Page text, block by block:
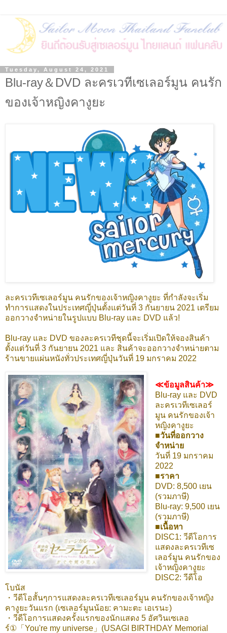
Tuesday, August 24, 2021
Blu-ray＆DVD ละครเวทีเซเลอร์มูน คนรัก
ของเจ้าหญิงคางูยะ
ละครเวทีเซเลอร์มูน คนรักของเจ้าหญิงคางูยะ ที่กำลังจะเริ่ม
ทำการแสดงในประเทศญี่ปุ่นตั้งแต่วันที่ 3 กันยายน 2021 เตรียม
ออกวางจำหน่ายในรูปแบบ Blu-ray และ DVD แล้ว!
Blu-ray และ DVD ของละครเวทีชุดนี้จะเริ่มเปิดให้จองสินค้า
ตั้งแต่วันที่ 3 กันยายน 2021 และ สินค้าจะออกวางจำหน่ายตาม
ร้านขายแผ่นหนังทั่วประเทศญี่ปุ่นวันที่ 19 มกราคม 2022
≪ข้อมูลสินค้า≫
Blu-ray และ DVD
ละครเวทีเซเลอร์
มูน คนรักของเจ้า
หญิงคางูยะ
■วันที่ออกวาง
จำหน่าย
วันที่ 19 มกราคม
2022
■ราคา
DVD: 8,500 เยน
(รวมภาษี)
Blu-ray: 9,500 เยน
(รวมภาษี)
■เนื้อหา
DISC1: วีดีโอการ
แสดงละครเวทีเซ
เลอร์มูน คนรักของ
เจ้าหญิงคางูยะ
DISC2: วีดีโอ
โบนัส
・วีดีโอสั้นๆการแสดงละครเวทีเซเลอร์มูน คนรักของเจ้าหญิง
คางูยะวันแรก (เซเลอร์มูนน้อย: คามะตะ เอเรนะ)
・วีดีโอการแสดงครั้งแรกของนักแสดง 5 อัศวินเซเลอ
ร์①「You're my universe」(USAGI BIRTHDAY Memorial